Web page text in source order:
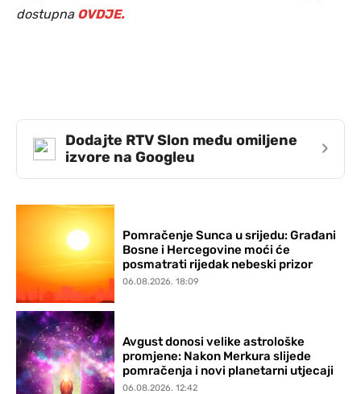
dostupna OVDJE.
Dodajte RTV Slon među omiljene
izvore na Googleu
›
Pomračenje Sunca u srijedu: Građani
Bosne i Hercegovine moći će
posmatrati rijedak nebeski prizor
06.08.2026. 18:09
Avgust donosi velike astrološke
promjene: Nakon Merkura slijede
pomračenja i novi planetarni utjecaji
06.08.2026. 12:42